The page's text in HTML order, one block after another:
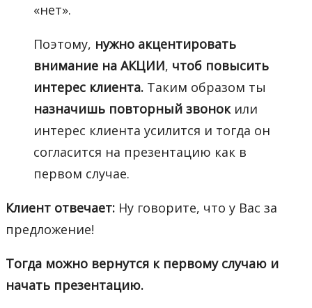
«нет».
Поэтому, нужно акцентировать
внимание на АКЦИИ, чтоб повысить
интерес клиента. Таким образом ты
назначишь повторный звонокили
интерес клиента усилится и тогда он
согласится на презентацию как в
первом случае.
Клиент отвечает: Ну говорите, что у Вас за
предложение!
Тогда можно вернутся к первому случаю и
начать презентацию.